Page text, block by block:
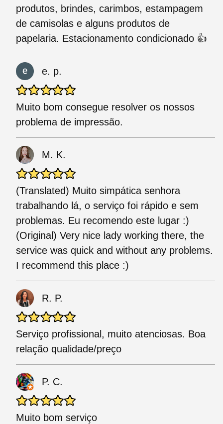
produtos, brindes, carimbos, estampagem
de camisolas e alguns produtos de
papelaria. Estacionamento condicionado 👍
e. p.
Muito bom consegue resolver os nossos
problema de impressão.
M. K.
(Translated) Muito simpática senhora
trabalhando lá, o serviço foi rápido e sem
problemas. Eu recomendo este lugar :)
(Original) Very nice lady working there, the
service was quick and without any problems.
I recommend this place :)
R. P.
Serviço profissional, muito atenciosas. Boa
relação qualidade/preço
P. C.
Muito bom serviço